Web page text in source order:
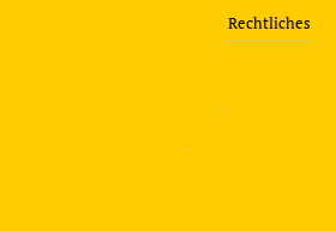
Rechtliches
—
—